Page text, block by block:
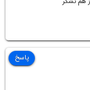
پاسخ